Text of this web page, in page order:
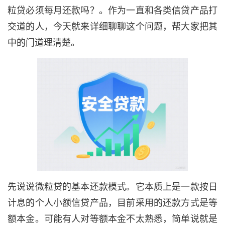
粒贷必须每月还款吗？。作为一直和各类信贷产品打
交道的人，今天就来详细聊聊这个问题，帮大家把其
中的门道理清楚。
先说说微粒贷的基本还款模式。它本质上是一款按日
计息的个人小额信贷产品，目前采用的还款方式是等
额本金。可能有人对等额本金不太熟悉，简单说就是